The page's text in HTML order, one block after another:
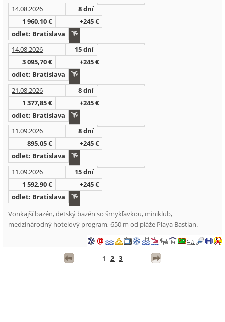
14.08.2026
8 dní
1 960,10 €
+245 €
odlet: Bratislava
14.08.2026
15 dní
3 095,70 €
+245 €
odlet: Bratislava
21.08.2026
8 dní
1 377,85 €
+245 €
odlet: Bratislava
11.09.2026
8 dní
895,05 €
+245 €
odlet: Bratislava
11.09.2026
15 dní
1 592,90 €
+245 €
odlet: Bratislava
Vonkajší bazén, detský bazén so šmykľavkou, miniklub,
medzinárodný hotelový program, 650 m od pláže Playa Bastian.
1 2 3